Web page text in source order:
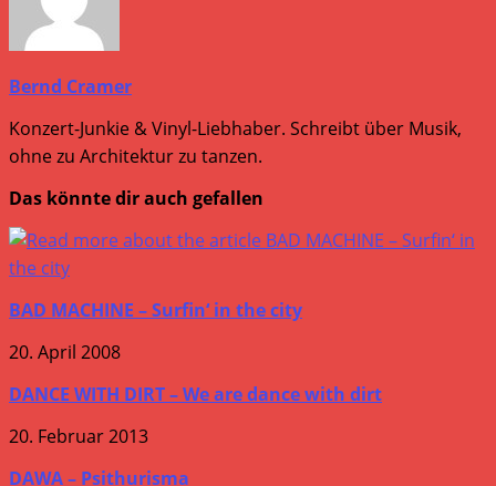
Bernd Cramer
Konzert-Junkie & Vinyl-Liebhaber. Schreibt über Musik,
ohne zu Architektur zu tanzen.
Das könnte dir auch gefallen
BAD MACHINE – Surfin‘ in the city
20. April 2008
DANCE WITH DIRT – We are dance with dirt
20. Februar 2013
DAWA – Psithurisma